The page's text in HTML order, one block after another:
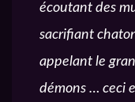
écoutant des
sacrifiant
appelant le
démons … ceci